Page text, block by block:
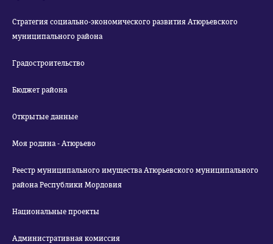
Стратегия социально-экономического развития Атюрьевского
муниципального района
Градостроительство
Бюджет района
Открытые данные
Моя родина - Атюрьево
Реестр муниципального имущества Атюрьевского муниципального
района Республики Мордовия
Национальные проекты
Административная комиссия